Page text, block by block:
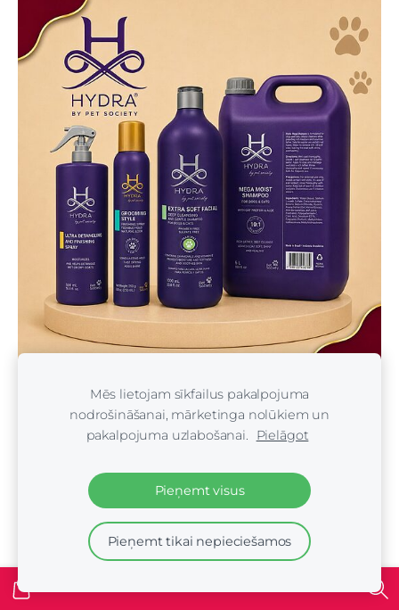
Hydra Groomers (Brazīlija)
Mēs lietojam sīkfailus pakalpojuma
nodrošināšanai, mārketinga nolūkiem un
pakalpojuma uzlabošanai.
Pielāgot
Pieņemt visus
Pieņemt tikai nepieciešamos